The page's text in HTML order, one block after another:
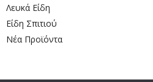
Λευκά Είδη
Είδη Σπιτιού
Νέα Προϊόντα